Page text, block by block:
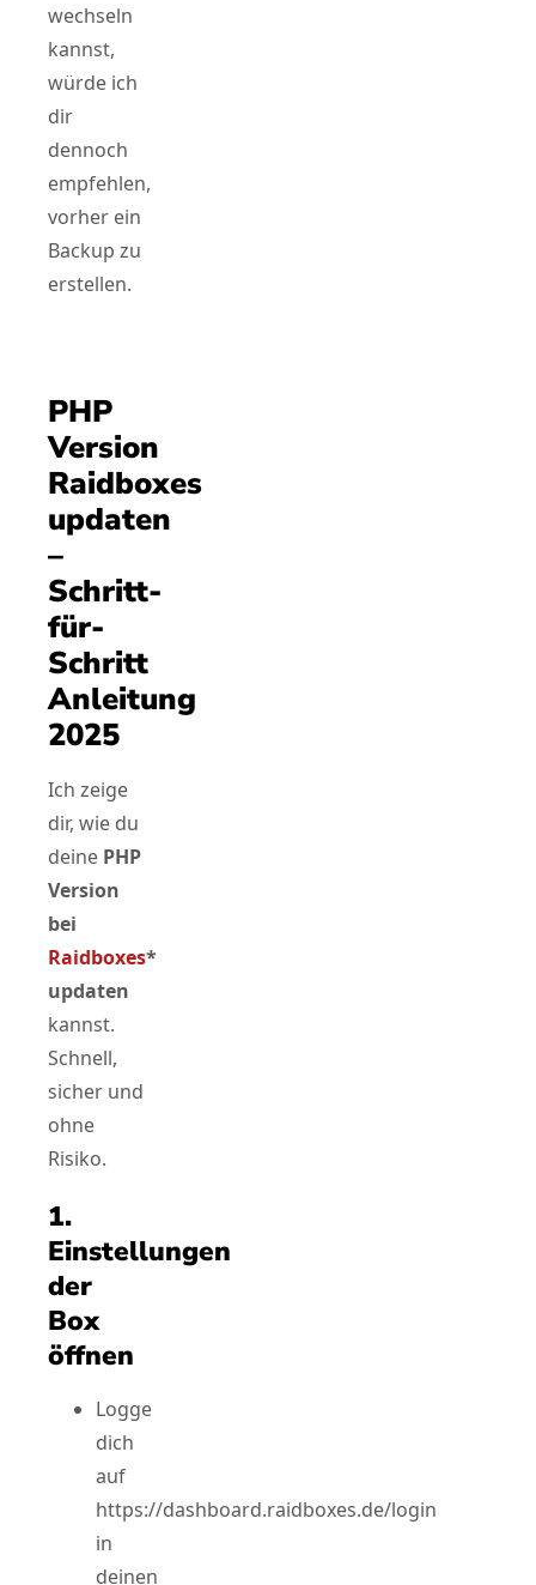
wechseln
kannst,
würde ich
dir
dennoch
empfehlen,
vorher ein
Backup zu
erstellen.
PHP
Version
Raidboxes
updaten
–
Schritt-
für-
Schritt
Anleitung
2025
Ich zeige
dir, wie du
deine PHP
Version
bei
Raidboxes*
updaten
kannst.
Schnell,
sicher und
ohne
Risiko.
1.
Einstellungen
der
Box
öffnen
Logge
dich
auf
https://dashboard.raidboxes.de/login
in
deinen